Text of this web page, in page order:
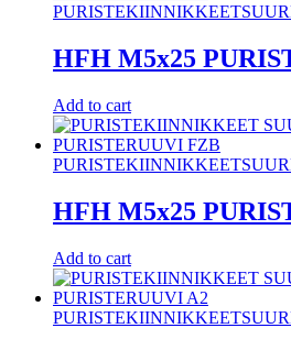
PURISTEKIINNIKKEET
HFH M5x25
Add to cart
PURISTEKIINNIKKEET
HFH M5x25
Add to cart
PURISTEKIINNIKKEET